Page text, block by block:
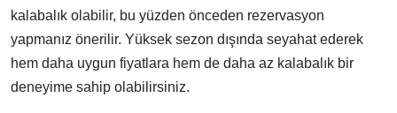
kalabalık olabilir, bu yüzden önceden rezervasyon
yapmanız önerilir. Yüksek sezon dışında seyahat ederek
hem daha uygun fiyatlara hem de daha az kalabalık bir
deneyime sahip olabilirsiniz.